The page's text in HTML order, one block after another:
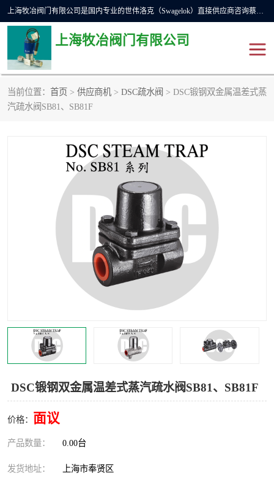
上海牧冶阀门有限公司是国内专业的世伟洛克（Swagelok）直接供应商咨询蔡工，主营世伟洛克球阀、世伟洛克针型阀、世伟洛克隔膜阀、世伟洛克旋塞阀、世伟洛克单向阀、世伟洛克接头、世伟洛克快速接头、世伟洛克卡套管、世伟洛克弯管器、世伟洛克工具等。
上海牧冶阀门有限公司
当前位置： 首页 > 供应商机 > DSC疏水阀 > DSC锻钢双金属温差式蒸
汽疏水阀SB81、SB81F
DSC锻钢双金属温差式蒸汽疏水阀SB81、SB81F
价格： 面议
产品数量： 0.00台
发货地址： 上海市奉贤区
世伟洛克
世伟洛克过滤器 世伟洛克隔膜阀
世伟洛克单向阀 世伟洛克波纹管阀
美国霍克HOKE
世伟洛克针型阀 世伟洛克旋塞阀
世伟洛克卡套管 世伟洛克弯管器